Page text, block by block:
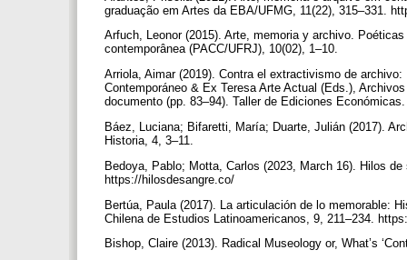
graduação em Artes da EBA/UFMG, 11(22), 315–331.
Arfuch, Leonor (2015). Arte, memoria y archivo.
contemporânea (PACC/UFRJ), 10(02), 1–10.
Arriola, Aimar (2019). Contra el extractivismo de
Contemporáneo & Ex Teresa Arte Actual (Eds.),
documento (pp. 83–94). Taller de Ediciones
Báez, Luciana; Bifaretti, María; Duarte, Julián (2017).
Historia, 4, 3–11.
Bedoya, Pablo; Motta, Carlos (2023, March 16). Hilos
https://hilosdesangre.co/
Bertúa, Paula (2017). La articulación de lo memorable:
Chilena de Estudios Latinoamericanos, 9, 211–234.
Bishop, Claire (2013). Radical Museology or, What’s